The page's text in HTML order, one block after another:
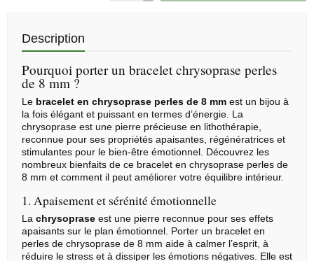
Description
Pourquoi porter un bracelet chrysoprase perles
de 8 mm ?
Le bracelet en chrysoprase perles de 8 mm est un bijou à
la fois élégant et puissant en termes d’énergie. La
chrysoprase est une pierre précieuse en lithothérapie,
reconnue pour ses propriétés apaisantes, régénératrices et
stimulantes pour le bien-être émotionnel. Découvrez les
nombreux bienfaits de ce bracelet en chrysoprase perles de
8 mm et comment il peut améliorer votre équilibre intérieur.
1. Apaisement et sérénité émotionnelle
La chrysoprase est une pierre reconnue pour ses effets
apaisants sur le plan émotionnel. Porter un bracelet en
perles de chrysoprase de 8 mm aide à calmer l’esprit, à
réduire le stress et à dissiper les émotions négatives. Elle est